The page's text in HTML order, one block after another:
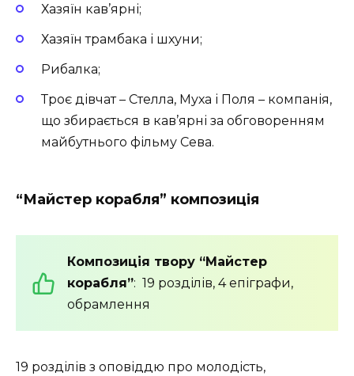
Хазяїн кав’ярні;
Хазяїн трамбака і шхуни;
Рибалка;
Троє дівчат – Стелла, Муха і Поля – компанія,
що збирається в кав’ярні за обговоренням
майбутнього фільму Сева.
“Майстер корабля” композиція
Композиція твору “Майстер
корабля”: 19 розділів, 4 епіграфи,
обрамлення
19 розділів з оповіддю про молодість,